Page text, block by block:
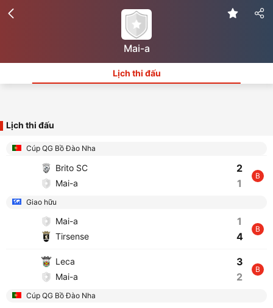
Mai-a
Lịch thi đấu
Lịch thi đấu
Cúp QG Bồ Đào Nha
Brito SC
Mai-a
2
1
B
Giao hữu
Mai-a
Tirsense
1
4
B
Leca
Mai-a
3
2
B
Cúp QG Bồ Đào Nha